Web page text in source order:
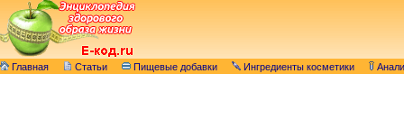
Главная Статьи Пищевые добавки Ингредиенты косметики